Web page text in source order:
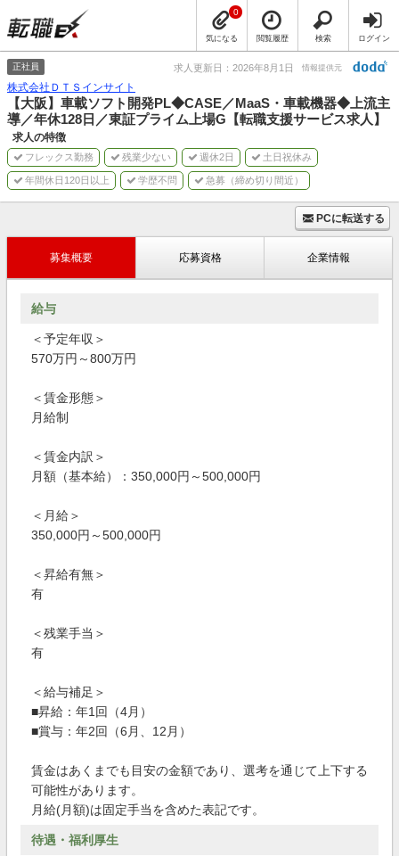
気になる
0
閲覧履歴 検索 ログイン
正社員 求人更新日：2026年8月1日 情報提供元
株式会社ＤＴＳインサイト
【大阪】車載ソフト開発PL◆CASE／MaaS・車載機器◆上流主
導／年休128日／東証プライム上場G【転職支援サービス求人】
求人の特徴
フレックス勤務 残業少ない 週休2日 土日祝休み
年間休日120日以上 学歴不問 急募（締め切り間近）
PCに転送する
募集概要 応募資格 企業情報
給与
＜予定年収＞
570万円～800万円
＜賃金形態＞
月給制
＜賃金内訳＞
月額（基本給）：350,000円～500,000円
＜月給＞
350,000円～500,000円
＜昇給有無＞
有
＜残業手当＞
有
＜給与補足＞
■昇給：年1回（4月）
■賞与：年2回（6月、12月）
賃金はあくまでも目安の金額であり、選考を通じて上下する
可能性があります。
月給(月額)は固定手当を含めた表記です。
待遇・福利厚生